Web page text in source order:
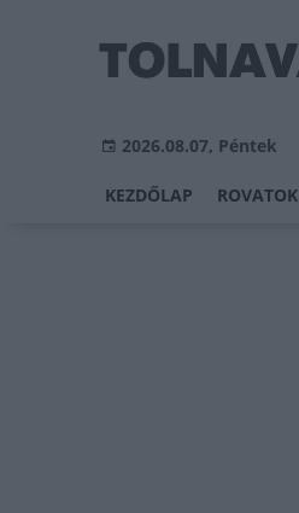
2026.08.07, Péntek
KEZDŐLAP ROVATOK